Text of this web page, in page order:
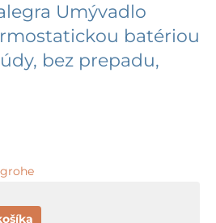
Umývadlo
batériou
bez prepadu,